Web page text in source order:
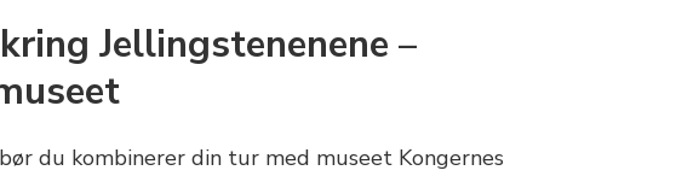
Jellingstenenene –
du kombinerer din tur med museet Kongernes